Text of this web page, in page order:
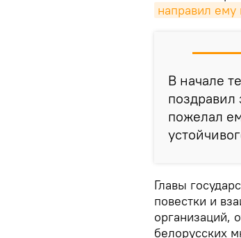
направил ему
В начале
поздравил
пожелал
Главы
повестки и
организаций,
белорусских